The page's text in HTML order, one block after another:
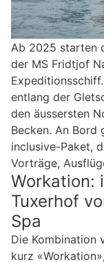
Ab 2025 starten
der MS Fridtjof
entlang der
den äussersten
Becken. An Bord
inclusive-Paket,
Vorträge,
Workation:
Tuxerhof
Spa
Die Kombination
kurz